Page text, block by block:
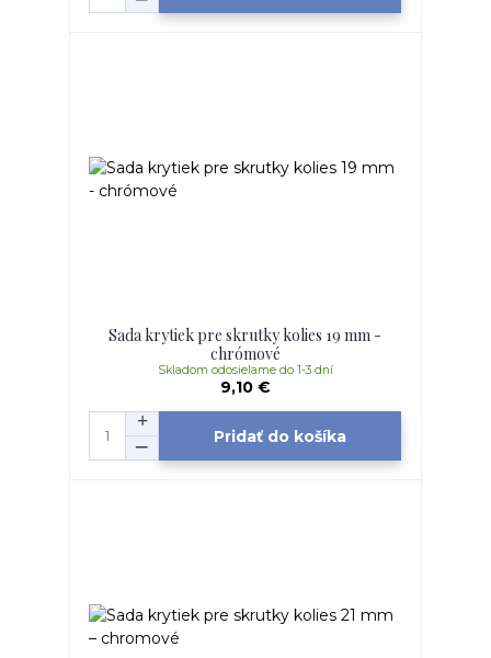
Sada krytiek pre skrutky kolies 19 mm -
chrómové
9,10 €
Skladom odosielame do 1-3 dní
Pridať do košíka